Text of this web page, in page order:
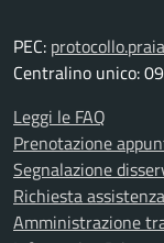
PEC:
Centralino unico:
Leggi le FAQ
Prenotazione
Segnalazione
Richiesta assistenza
Amministrazione